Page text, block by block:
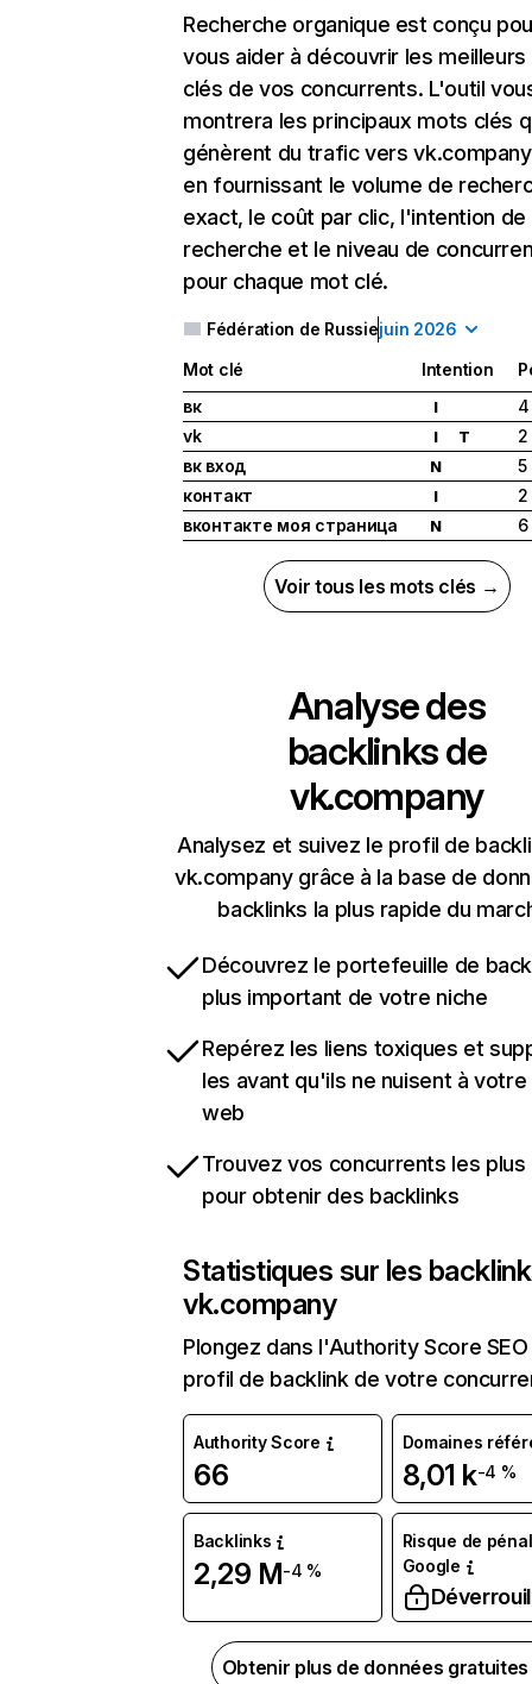
Recherche organique est conçu
vous aider à découvrir les
clés de vos concurrents. L'outil
montrera les principaux mots clés
génèrent du trafic vers
en fournissant le volume de
exact, le coût par clic, l'intention de
recherche et le niveau de
pour chaque mot clé.
Fédération de Russiejuin 2026
Mot clé Intention
вк
I
4
vk
I T
2
вк вход
N
5
контакт
I
2
вконтакте моя страница
N 6
Voir tous les mots clés →
Analyse des
backlinks de
vk.company
Analysez et suivez le profil de
vk.company grâce à la base de
backlinks la plus rapide du
Découvrez le portefeuille de
plus important de votre niche
Repérez les liens toxiques et
les avant qu'ils ne nuisent à
web
Trouvez vos concurrents les
pour obtenir des backlinks
Statistiques sur les
vk.company
Plongez dans l'Authority Score
profil de backlink de votre
Authority Score
66
Domaines
8,01 k-4 %
Backlinks
2,29 M-4 %
Risque de
Google
Obtenir plus de données